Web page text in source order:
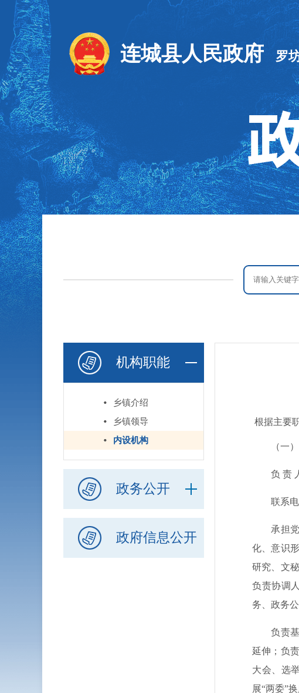
连城县人民政府 罗
机构职能
乡镇介绍
乡镇领导
内设机构
政务公开
政府信息公开
根据主要
（一）
负 责
联系电
承担党委
化、意识
研究、文
负责协调
务、政务
负责基层
延伸；负
大会、选
展“两委”